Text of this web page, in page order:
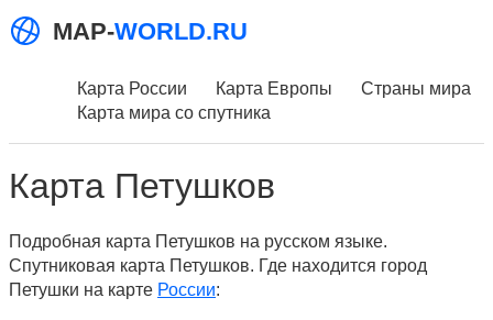
MAP-WORLD.RU
Карта России Карта Европы
Страны мира
Карта мира со спутника
Карта Петушков
Подробная карта Петушков на русском языке.
Спутниковая карта Петушков. Где находится город
Петушки на карте России: